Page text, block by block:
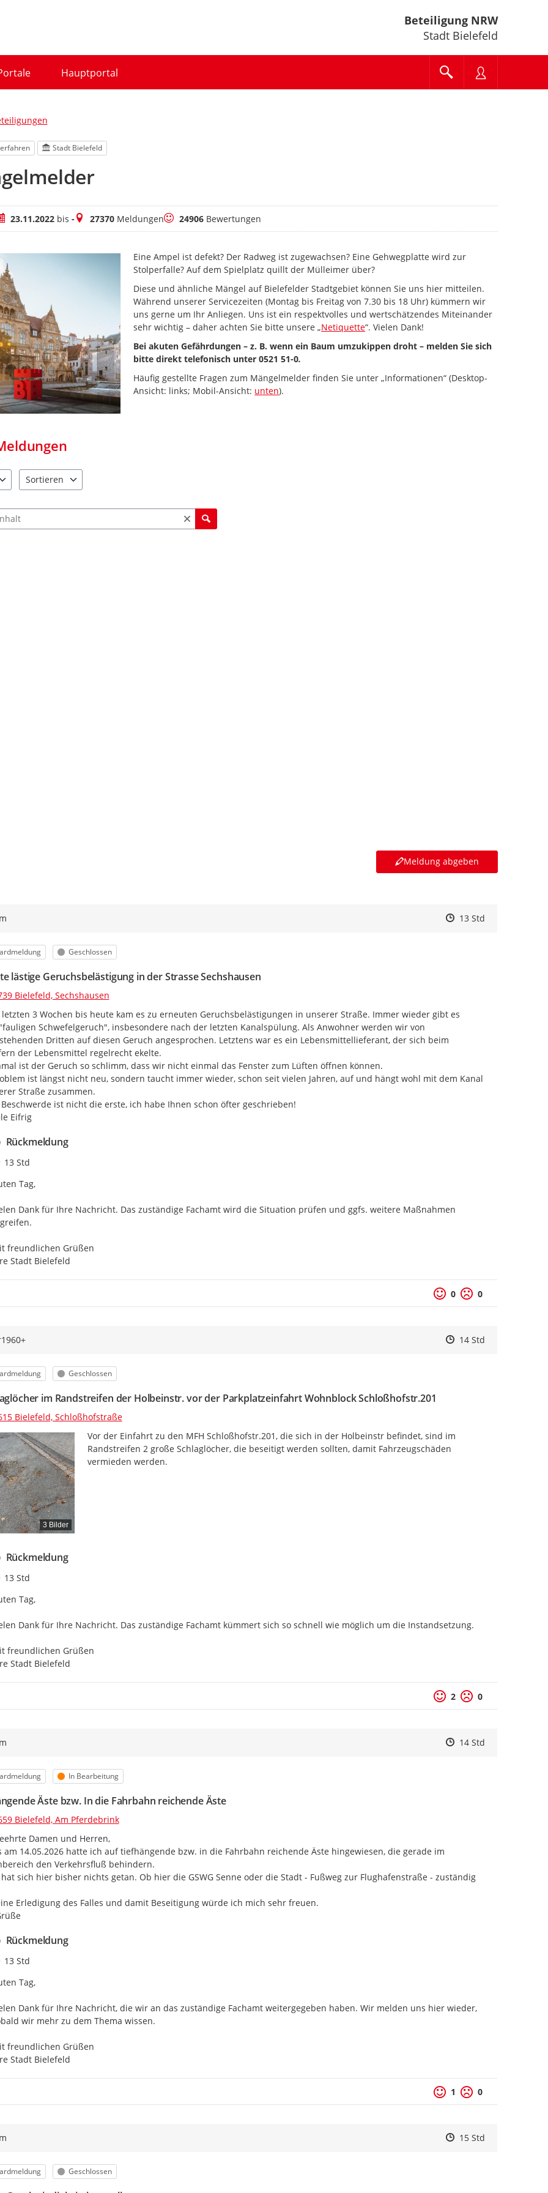
Beteiligung NRW
Stadt Bielefeld
Hauptportal
Stadt Bielefeld
23.11.2022bis -Meldungen
27370MeldungenBewertungen
24906Bewertungen
Eine Ampel ist defekt? Der Radweg ist zugewachsen? Eine Gehwegplatte wird zur
Stolperfalle? Auf dem Spielplatz quillt der Mülleimer über?
Diese und ähnliche Mängel auf Bielefelder Stadtgebiet können Sie uns hier mitteilen.
Während unserer Servicezeiten (Montag bis Freitag von 7.30 bis 18 Uhr) kümmern wir
uns gerne um Ihr Anliegen. Uns ist ein respektvolles und wertschätzendes Miteinander
sehr wichtig – daher achten Sie bitte unsere „Netiquette“. Vielen Dank!
Bei akuten Gefährdungen – z. B. wenn ein Baum umzukippen droht – melden Sie sich
bitte direkt telefonisch unter 0521 51-0.
Häufig gestellte Fragen zum Mängelmelder finden Sie unter „Informationen“ (Desktop-
Ansicht: links; Mobil-Ansicht: unten).
Sortieren
Meldungen und Kommentaren
Meldung abgeben
Zeitpunkt des
Zeitpunkt des
13 StdZur Äußerung
Status
Geschlossen
lästige Geruchsbelästigung in der Strasse Sechshausen
Bielefeld, Sechshausen
3 Wochen bis heute kam es zu erneuten Geruchsbelästigungen in unserer Straße. Immer wieder gibt es
Schwefelgeruch", insbesondere nach der letzten Kanalspülung. Als Anwohner werden wir von
Dritten auf diesen Geruch angesprochen. Letztens war es ein Lebensmittellieferant, der sich beim
der Lebensmittel regelrecht ekelte.
ist der Geruch so schlimm, dass wir nicht einmal das Fenster zum Lüften öffnen können.
ist längst nicht neu, sondern taucht immer wieder, schon seit vielen Jahren, auf und hängt wohl mit dem Kanal
Straße zusammen.
ist nicht die erste, ich habe Ihnen schon öfter geschrieben!
Eifrig
Rückmeldung
Zeitpunkt des Erstellens
13 Std
Tag,
Dank für Ihre Nachricht. Das zuständige Fachamt wird die Situation prüfen und ggfs. weitere Maßnahmen
freundlichen Grüßen
Stadt Bielefeld
0 0
Zeitpunkt des
Zeitpunkt des
14 StdZur Äußerung
Status
Geschlossen
im Randstreifen der Holbeinstr. vor der Parkplatzeinfahrt Wohnblock Schloßhofstr.201
Bielefeld, Schloßhofstraße
3 Bilder
Vor der Einfahrt zu den MFH Schloßhofstr.201, die sich in der Holbeinstr befindet, sind im
Randstreifen 2 große Schlaglöcher, die beseitigt werden sollten, damit Fahrzeugschäden
vermieden werden.
Rückmeldung
Zeitpunkt des Erstellens
13 Std
Tag,
Dank für Ihre Nachricht. Das zuständige Fachamt kümmert sich so schnell wie möglich um die Instandsetzung.
freundlichen Grüßen
Stadt Bielefeld
2 0
Zeitpunkt des
Zeitpunkt des
14 StdZur Äußerung
Status
In Bearbeitung
Äste bzw. In die Fahrbahn reichende Äste
Bielefeld, Am Pferdebrink
Damen und Herren,
am 14.05.2026 hatte ich auf tiefhängende bzw. in die Fahrbahn reichende Äste hingewiesen, die gerade im
den Verkehrsfluß behindern.
sich hier bisher nichts getan. Ob hier die GSWG Senne oder die Stadt - Fußweg zur Flughafenstraße - zuständig
Erledigung des Falles und damit Beseitigung würde ich mich sehr freuen.
Rückmeldung
Zeitpunkt des Erstellens
13 Std
Tag,
Dank für Ihre Nachricht, die wir an das zuständige Fachamt weitergegeben haben. Wir melden uns hier wieder,
wir mehr zu dem Thema wissen.
freundlichen Grüßen
Stadt Bielefeld
1 0
Zeitpunkt des
Zeitpunkt des
15 StdZur Äußerung
Status
Geschlossen